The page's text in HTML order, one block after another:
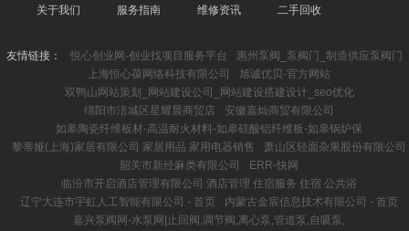
关于我们 服务指南 维修资讯 二手回收
友情链接： 悦心创业网-创业找项目服务平台
惠州泵阀_泵阀门_制造供应泵阀门
上海恒心葆网络科技有限公司
旭诚优贝-官方网站
双鸭山网站策划_网站建设公司_网站建设搭建设计_seo优化
绵阳市涪城区星耀晨商贸店
安徽嘉灿商贸有限公司
如皋陶瓷纤维板材-高温耐火材料-如皋硅酸铝纤维板-如皋锅炉保
黎蒂娅(上海)家居有限公司 家居用品 家用电器销售
萧山区轻面杂果股份有限公司
韶关市新经麻类有限公司
ERR-快网
临汾市开启酒店管理有限公司 酒店管理 住宿服务 住宿 公共浴
辽宁大连市宇虹人工智能有限公司 - 首页
内蒙古金宸信息技术有限公司 - 首页
嘉兴泵阀网-水泵网|止回阀,调节阀,离心泵,管道泵,自吸泵,